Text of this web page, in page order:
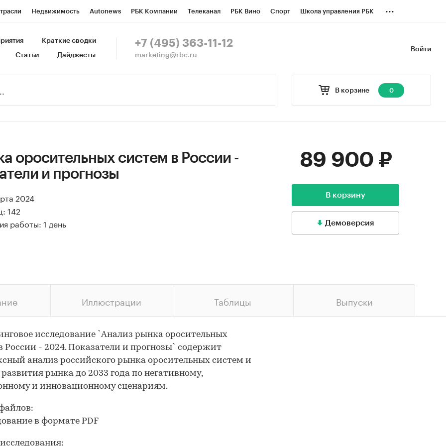
Недвижимость Autonews РБК Компании Телеканал РБК Вино Спорт Школа управления РБК
Спецпроекты СПб Конференции СПб Спецпроекты
...
Войти
Краткие сводки
Статьи Дайджесты
+7 (495) 363-11-12
marketing@rbc.ru
В корзине 0
оросительных систем в России -
и прогнозы
2024
142
работы: 1 день
89 900 ₽
В корзину
Демоверсия
Иллюстрации Таблицы Выпуски
исследование `Анализ рынка оросительных
России - 2024. Показатели и прогнозы` содержит
анализ российского рынка оросительных систем и
развития рынка до 2033 года по негативному,
и инновационному сценариям.
в формате PDF